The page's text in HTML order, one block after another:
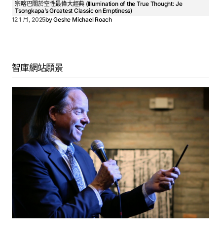
宗喀巴關於空性最偉大經典 (Illumination of the True Thought: Je
Tsongkapa’s Greatest Classic on Emptiness)
12 1 月, 2025byGeshe Michael Roach
智庫網站願景